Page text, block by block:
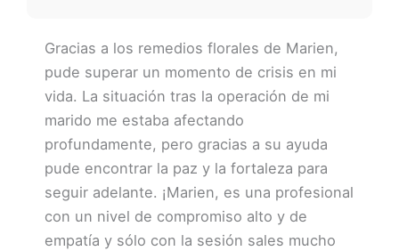
Gracias a los remedios florales de Marien,
pude superar un momento de crisis en mi
vida. La situación tras la operación de mi
marido me estaba afectando
profundamente, pero gracias a su ayuda
pude encontrar la paz y la fortaleza para
seguir adelante. ¡Marien, es una profesional
con un nivel de compromiso alto y de
empatía y sólo con la sesión sales mucho